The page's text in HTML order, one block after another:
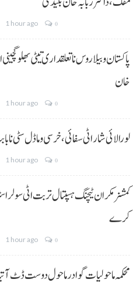
1 hour ago 0
پاکستان و بیلاروس نا تعلقداری تیٹی بھلو
خان
1 hour ago 0
لورالائی شار اٹی سفائی، خرسی و ماڈل سٹی
1 hour ago 0
کمشنر مکران ٹیچنگ ہسپتال تربت اٹی سولر
کرے
1 hour ago 0
محکمہ ماحولیات گوادر ماحول دوست ڈٹ